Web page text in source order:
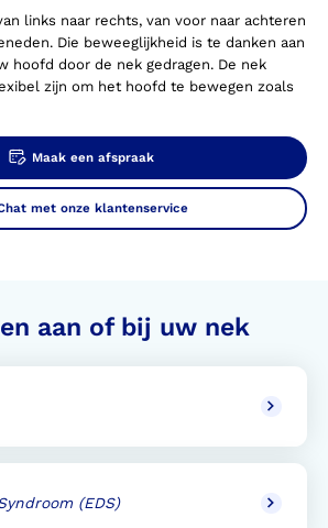
links naar rechts, van voor naar achteren
Die beweeglijkheid is te danken aan
hoofd door de nek gedragen. De nek
zijn om het hoofd te bewegen zoals
Maak een afspraak
met onze klantenservice
aan of bij uw nek
(EDS)